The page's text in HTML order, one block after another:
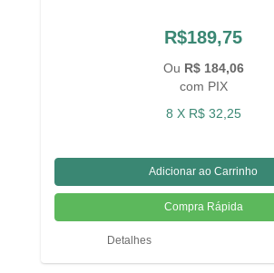
R$189,75
Ou R$ 184,06
com PIX
8 X R$ 32,25
Detalhes